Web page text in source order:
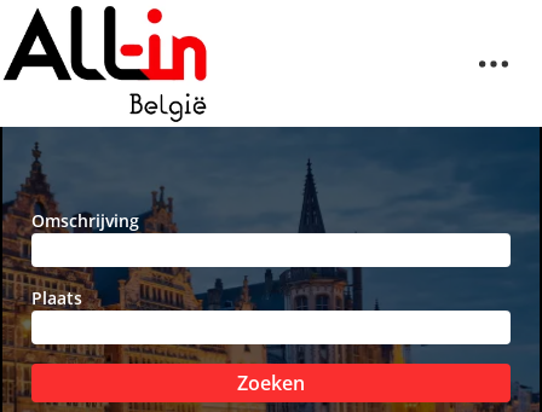
Omschrijving
Plaats
Zoeken